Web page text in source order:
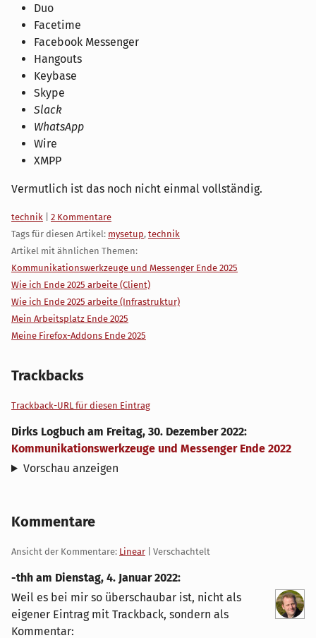
Duo
Facetime
Facebook Messenger
Hangouts
Keybase
Skype
Slack
WhatsApp
Wire
XMPP
Vermutlich ist das noch nicht einmal vollständig.
Kategorien:
technik
2 Kommentare
Tags für diesen Artikel: mysetup, technik
Artikel mit ähnlichen Themen:
Kommunikationswerkzeuge und Messenger Ende 2025
Wie ich Ende 2025 arbeite (Client)
Wie ich Ende 2025 arbeite (Infrastruktur)
Mein Arbeitsplatz Ende 2025
Meine Firefox-Addons Ende 2025
Trackbacks
Trackback-URL für diesen Eintrag
Dirks Logbuch am Freitag, 30. Dezember 2022:
Kommunikationswerkzeuge und Messenger Ende 2022
Vorschau anzeigen
Kommentare
Ansicht der Kommentare: Linear | Verschachtelt
-thh am Dienstag, 4. Januar 2022:
Weil es bei mir so überschaubar ist, nicht als
eigener Eintrag mit Trackback, sondern als
Kommentar: